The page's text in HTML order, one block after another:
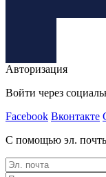
Авторизация
Войти через
Facebook Вконтакте
С помощью эл.